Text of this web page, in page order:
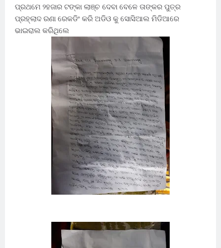
ପ୍ରଥମେ ୨ହଜାର ଟଙ୍କା ଲାଞ୍ଚ ଦେବା ବେଳେ ତାଙ୍କର ପୁତ୍ର
ପ୍ରହ୍ଲାଦ ରଣା ରେକଡିଂ କରି ଅଡିଓ କୁ ସୋସିଆଲ ମିଡିଆରେ
ଭାଇରାଲ କରିଥିଲେ